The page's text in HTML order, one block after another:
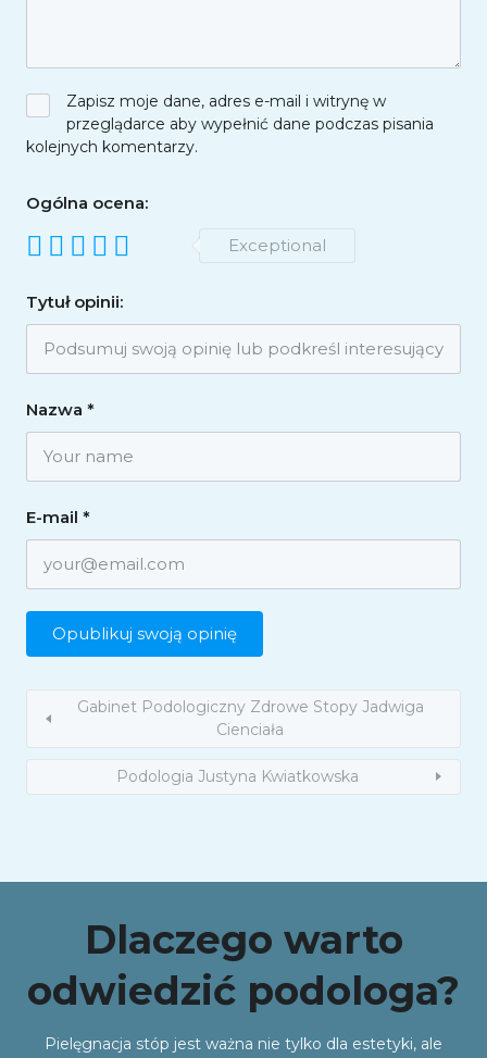
Nazwa *
E-mail *
Zapisz moje dane, adres e-mail i witrynę w
przeglądarce aby wypełnić dane podczas pisania
kolejnych komentarzy.
Ogólna ocena:
Exceptional
Tytuł opinii:
Gabinet Podologiczny Zdrowe Stopy Jadwiga
Cienciała
Podologia Justyna Kwiatkowska
Dlaczego warto
odwiedzić podologa?
Pielęgnacja stóp jest ważna nie tylko dla estetyki, ale